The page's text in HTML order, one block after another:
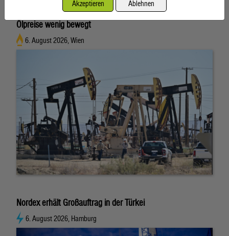
Ölpreise wenig bewegt
6. August 2026, Wien
Nordex erhält Großauftrag in der Türkei
6. August 2026, Hamburg
Akzeptieren Ablehnen